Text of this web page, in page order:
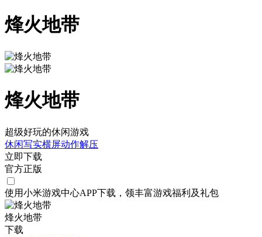
烽火地带
烽火地带
超级好玩的休闲游戏
休闲写实横屏动作解压
立即下载
官方正版
使用小米游戏中心APP下载 ，领丰富游戏福利 及礼包
烽火地带
下载